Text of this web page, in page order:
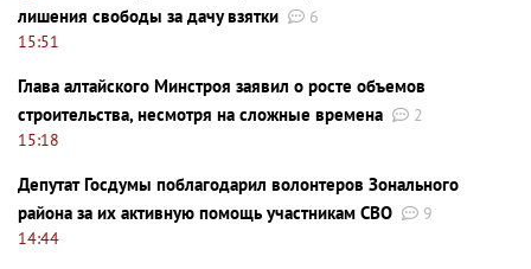
лишения свободы за дачу взятки
6
15:51
Глава алтайского Минстроя заявил о росте объемов
строительства, несмотря на сложные времена
2
15:18
Депутат Госдумы поблагодарил волонтеров Зонального
района за их активную помощь участникам СВО
9
14:44